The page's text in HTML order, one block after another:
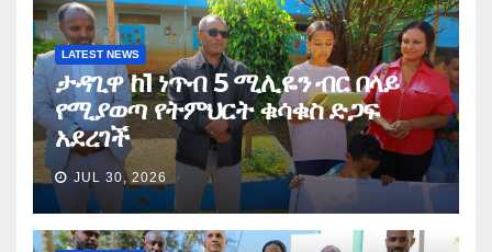
LATEST NEWS
ታዳጊዋ ከ1 ነጥብ 5 ሚሊዬን ብር በላይ
የሚያወጣ የትምህርት ቁሳቁስ ድጋፍ
አደረገች
JUL 30, 2026